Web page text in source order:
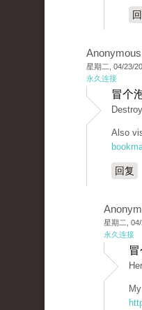
星期二, 04/23/
永久连接
冒个
Also
回复
星期二,
永久连接